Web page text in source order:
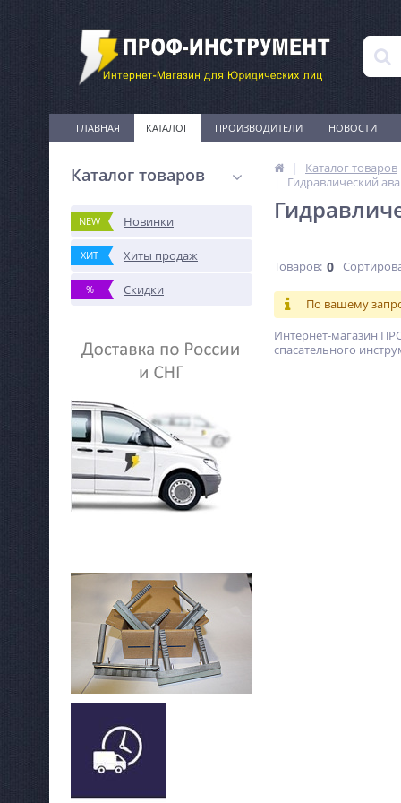
ГЛАВНАЯ КАТАЛОГ ПРОИЗВОДИТЕЛИ НОВОСТИ
Каталог товаров
NEW Новинки
ХИТ Хиты продаж
% Скидки
Каталог товаров
Гидравлический
Товаров: 0
По вашему
Интернет-магазин
спасательного